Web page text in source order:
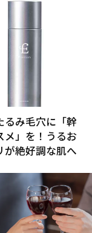
るみ毛穴に「幹
メ」を！うるお
が絶好調な肌へ